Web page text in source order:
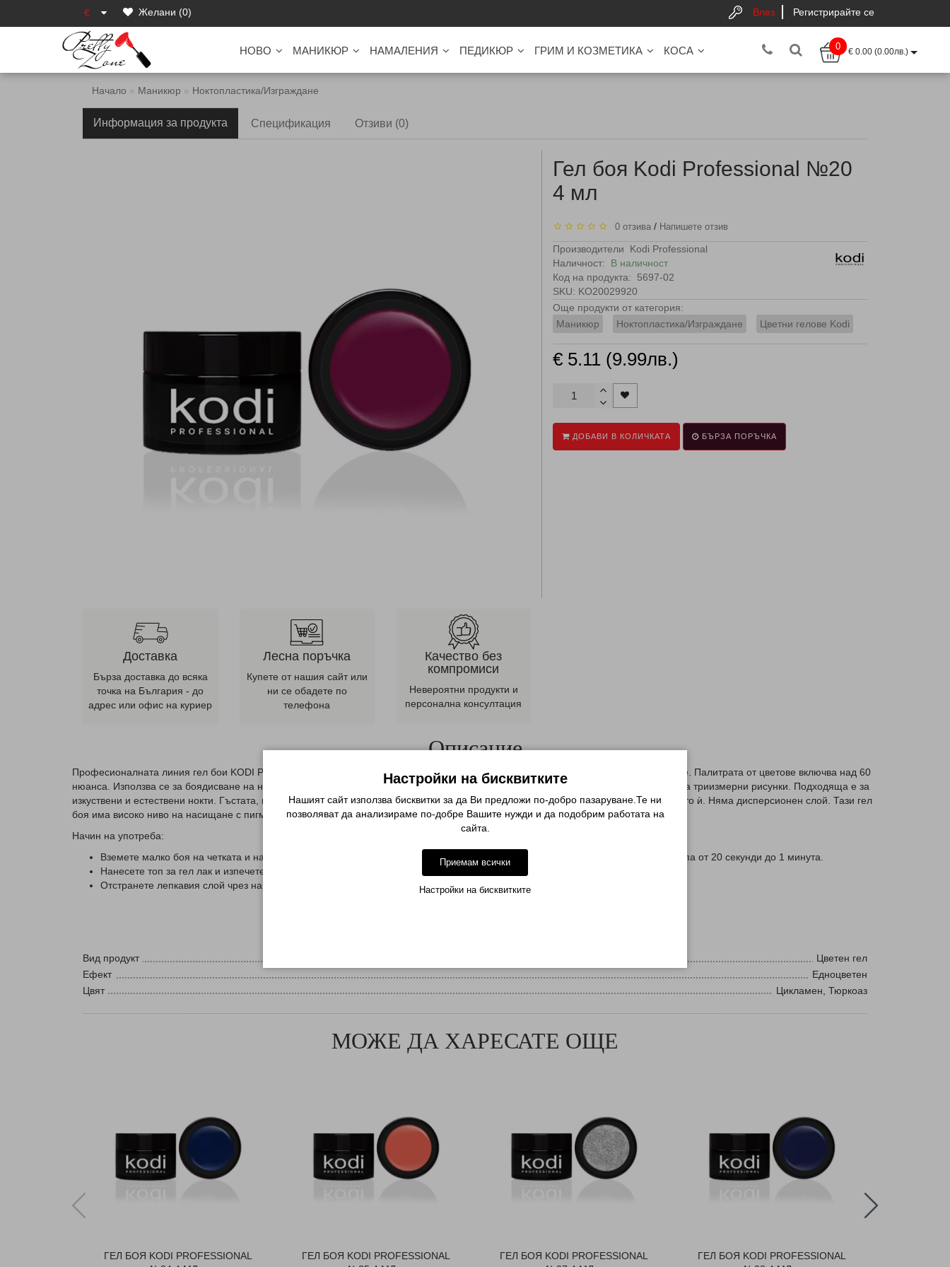
€ Желани (0) Влез Регистрирайте се
НОВО МАНИКЮР НАМАЛЕНИЯ ПЕДИКЮР ГРИМ И КОЗМЕТИКА КОСА 0
€ 0.00 (0.00лв.)
Начало Маникюр Ноктопластика/Изграждане
Информация за продукта Спецификация Отзиви (0)
Доставка
Бърза доставка до всяка
точка на България - до
адрес или офис на куриер
Лесна поръчка
Купете от нашия сайт или
ни се обадете по
телефона
Качество без
компромиси
Невероятни продукти и
персонална консултация
Гел боя Kodi Professional №20
4 мл
0 отзива / Напишете отзив
Производители
Kodi Professional
Наличност: В наличност
Код на продукта:
5697-02
SKU: KO20029920
Още продукти от категория:
Маникюр
Ноктопластика/Изграждане Цветни гелове Kodi
€ 5.11 (9.99лв.)
ДОБАВИ В КОЛИЧКАТА БЪРЗА ПОРЪЧКА
Описание
Професионалната линия гел бои KODI PROFESSIONAL е предназначена за дизайн на вътрешни и външни повърхности на ноктите. Палитрата от цветове включва над 60
нюанса. Използва се за боядисване на нокти с всякаква сложност - от прости мотиви до сложни орнаменти, както и за създаване на триизмерни рисунки. Подходяща е за
изкуствени и естествени нокти. Гъстата, вискозна консистенция на гел боята я прави удобна за работа и предотвратява разтичането ѝ. Няма дисперсионен слой. Тази гел
боя има високо ниво на насищане с пигменти и запазва цвета си през целия период на носене.
Начин на употреба:
Вземете малко боя на четката и нарисувайте желания дизайн, след което изпечете в UV лампа за 1-2 минути или в LED лампа от 20 секунди до 1 минута.
Нанесете топ за гел лак и изпечете в UV лампа - 2 минути или в LED лампа - 30 секунди.
Отстранете лепкавия слой чрез напоен тампон с течност за премахване на лепкав слой.
Вид продукт
Цветен гел
Ефект
Едноцветен
Цвят
Цикламен, Тюркоаз
МОЖЕ ДА ХАРЕСАТЕ ОЩЕ
ГЕЛ БОЯ KODI PROFESSIONAL
ГЕЛ БОЯ KODI PROFESSIONAL
ГЕЛ БОЯ KODI PROFESSIONAL
ГЕЛ БОЯ KODI PROFESSIONAL
Настройки на бисквитките
Нашият сайт използва бисквитки за да Ви предложи по-добро пазаруване.Те ни
позволяват да анализираме по-добре Вашите нужди и да подобрим работата на
сайта.
Приемам всички
Настройки на бисквитките